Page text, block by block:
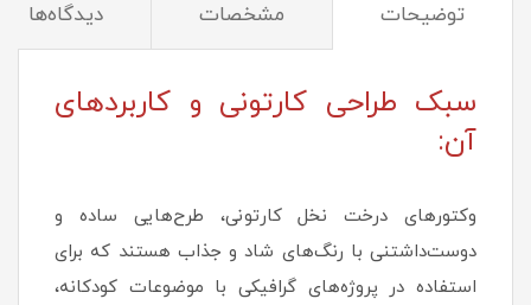
توضیحات مشخصات دیدگاه‌ها
سبک طراحی کارتونی و کاربردهای
آن:
وکتورهای درخت نخل کارتونی، طرح‌هایی ساده و
دوست‌داشتنی با رنگ‌های شاد و جذاب هستند که برای
استفاده در پروژه‌های گرافیکی با موضوعات کودکانه،